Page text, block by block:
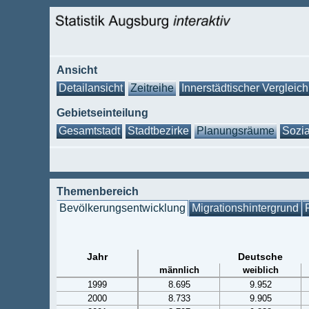
Ansicht
Detailansicht
Zeitreihe Innerstädtischer Vergleich
Gebietseinteilung
Gesamtstadt
Stadtbezirke Planungsräume
Themenbereich
Bevölkerungsentwicklung Migrationshintergrund
Jahr Deutsche
männlich
weiblich
1999
8.695
9.952
2000
8.733
9.905